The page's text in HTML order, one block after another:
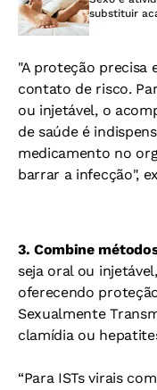
substituir
"A proteção precisa
contato de risco.
ou injetável, o
de saúde é
medicamento no
barrar a infecção",
3. Combine
seja oral ou
oferecendo
Sexualmente
clamídia ou
“Para ISTs virais